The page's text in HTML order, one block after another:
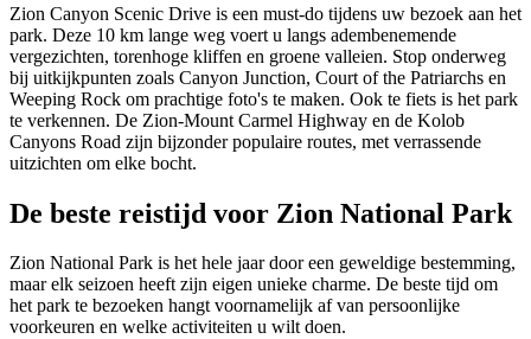
Zion Canyon Scenic Drive is een must-do tijdens uw bezoek aan het
park. Deze 10 km lange weg voert u langs adembenemende
vergezichten, torenhoge kliffen en groene valleien. Stop onderweg
bij uitkijkpunten zoals Canyon Junction, Court of the Patriarchs en
Weeping Rock om prachtige foto's te maken. Ook te fiets is het park
te verkennen. De Zion-Mount Carmel Highway en de Kolob
Canyons Road zijn bijzonder populaire routes, met verrassende
uitzichten om elke bocht.
De beste reistijd voor Zion National Park
Zion National Park is het hele jaar door een geweldige bestemming,
maar elk seizoen heeft zijn eigen unieke charme. De beste tijd om
het park te bezoeken hangt voornamelijk af van persoonlijke
voorkeuren en welke activiteiten u wilt doen.